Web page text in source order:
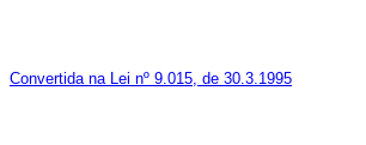
Convertida na Lei nº 9.015, de 30.3.1995